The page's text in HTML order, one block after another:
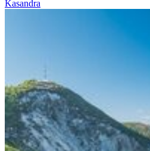
Kasandra